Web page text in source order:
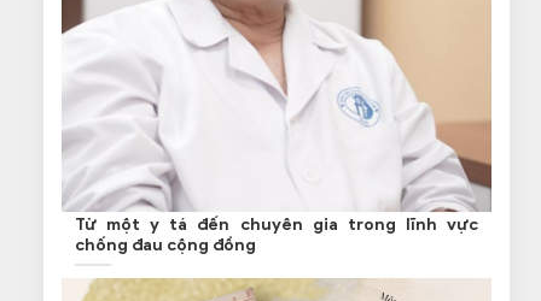
Từ một y tá đến chuyên gia trong lĩnh vực
chống đau cộng đồng